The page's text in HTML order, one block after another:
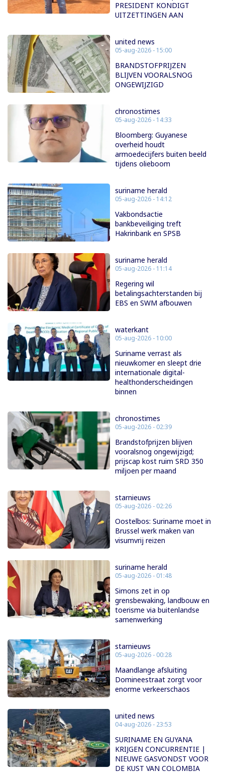
PRESIDENT KONDIGT
UITZETTINGEN AAN
united news
05-aug-2026 - 15:00
BRANDSTOFPRIJZEN
BLIJVEN VOORALSNOG
ONGEWIJZIGD
chronostimes
05-aug-2026 - 14:33
Bloomberg: Guyanese
overheid houdt
armoedecijfers buiten beeld
tijdens olieboom
suriname herald
05-aug-2026 - 14:12
Vakbondsactie
bankbeveiliging treft
Hakrinbank en SPSB
suriname herald
05-aug-2026 - 11:14
Regering wil
betalingsachterstanden bij
EBS en SWM afbouwen
waterkant
05-aug-2026 - 10:00
Suriname verrast als
nieuwkomer en sleept drie
internationale digital-
healthonderscheidingen
binnen
chronostimes
05-aug-2026 - 02:39
Brandstofprijzen blijven
vooralsnog ongewijzigd;
prijscap kost ruim SRD 350
miljoen per maand
starnieuws
05-aug-2026 - 02:26
Oostelbos: Suriname moet in
Brussel werk maken van
visumvrij reizen
suriname herald
05-aug-2026 - 01:48
Simons zet in op
grensbewaking, landbouw en
toerisme via buitenlandse
samenwerking
starnieuws
05-aug-2026 - 00:28
Maandlange afsluiting
Domineestraat zorgt voor
enorme verkeerschaos
united news
04-aug-2026 - 23:53
SURINAME EN GUYANA
KRIJGEN CONCURRENTIE |
NIEUWE GASVONDST VOOR
DE KUST VAN COLOMBIA